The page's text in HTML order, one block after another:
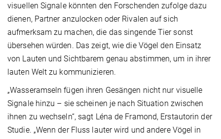
visuellen Signale könnten den Forschenden zufolge dazu
dienen, Partner anzulocken oder Rivalen auf sich
aufmerksam zu machen, die das singende Tier sonst
übersehen würden. Das zeigt, wie die Vögel den Einsatz
von Lauten und Sichtbarem genau abstimmen, um in ihrer
lauten Welt zu kommunizieren.
„Wasseramseln fügen ihren Gesängen nicht nur visuelle
Signale hinzu – sie scheinen je nach Situation zwischen
ihnen zu wechseln“, sagt Léna de Framond, Erstautorin der
Studie. „Wenn der Fluss lauter wird und andere Vögel in